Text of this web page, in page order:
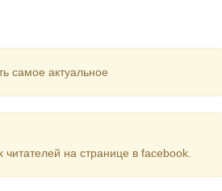
самое актуальное
на странице в facebook.